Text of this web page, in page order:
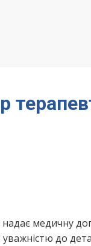
надає медичну
до